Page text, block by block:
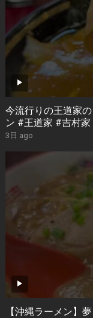
今流行りの王道家
ン #王道家 #吉村
3日 ago
【沖縄ラーメン】